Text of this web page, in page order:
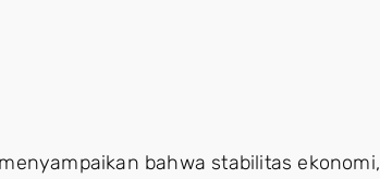
bahwa stabilitas ekonomi,